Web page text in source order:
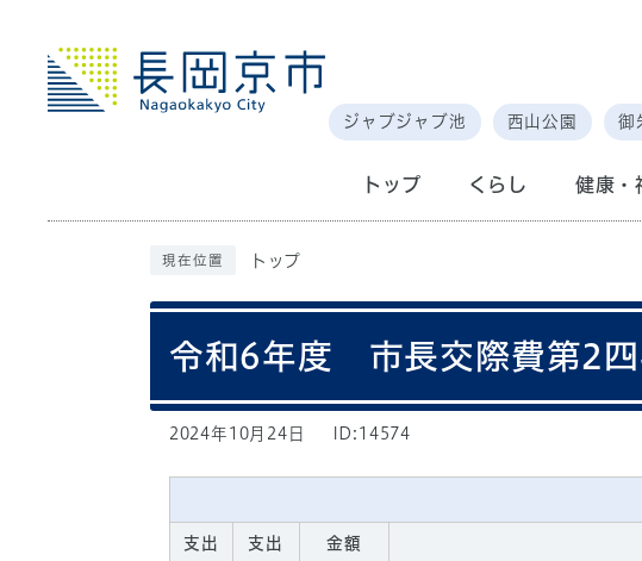
ジャブジャブ池 西山公園 御
トップ くらし 健康・
現在位置 トップ
令和6年度 市長交際費第2四
2024年10月24日 ID:14574
支出
支出
金額